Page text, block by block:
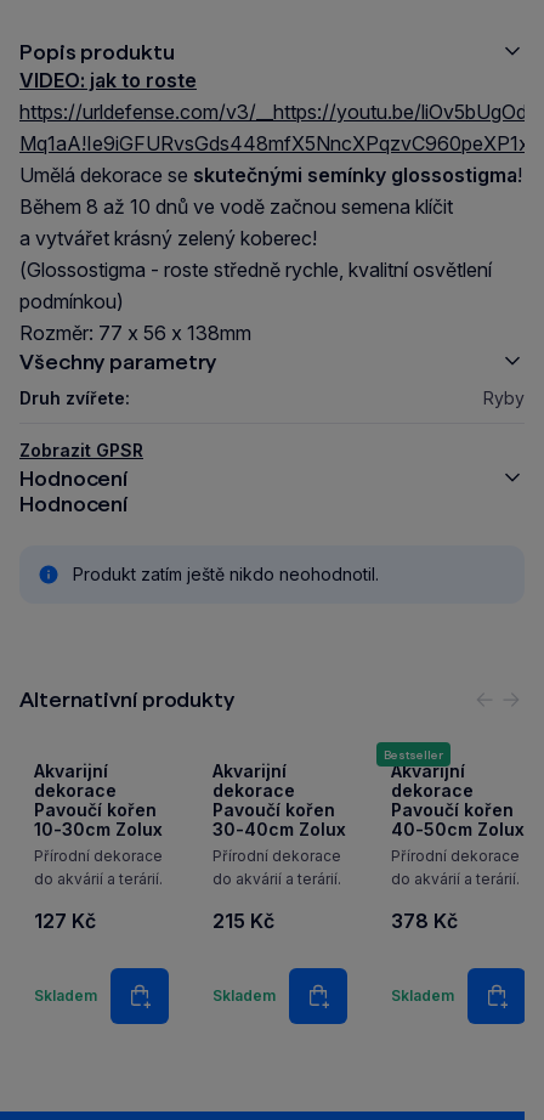
Popis produktu
VIDEO: jak to roste
https://urldefense.com/v3/__https://youtu.be/
Umělá dekorace se skutečnými semínky glossostigma!
Během 8 až 10 dnů ve vodě začnou semena klíčit
a vytvářet krásný zelený koberec!
(Glossostigma - roste středně rychle, kvalitní osvětlení
podmínkou)
Rozměr: 77 x 56 x 138mm
Všechny parametry
Druh zvířete: Ryby
Zobrazit GPSR
Hodnocení
Hodnocení
Produkt zatím ještě nikdo neohodnotil.
Alternativní produkty
Akvarijní
dekorace
Pavoučí kořen
10-30cm Zolux
Přírodní dekorace
do akvárií a terárií.
127 Kč
Skladem
Množství
Do košíku
Akvarijní
dekorace
Pavoučí kořen
30-40cm Zolux
Přírodní dekorace
do akvárií a terárií.
215 Kč
Skladem
Množství
Do košíku
Bestseller
Akvarijní
dekorace
Pavoučí kořen
40-50cm Zolux
Přírodní dekorace
do akvárií a terárií.
378 Kč
Skladem
Do